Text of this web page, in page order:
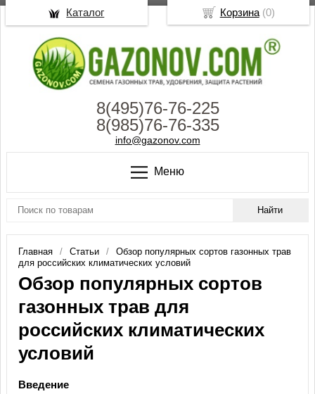
8(495)76-76-225
8(985)76-76-335
info@gazonov.com
Меню
Главная Статьи
Обзор популярных сортов газонных трав
для российских климатических условий
Обзор популярных сортов
газонных трав для
российских климатических
условий
Введение
Корзина(0)
Каталог